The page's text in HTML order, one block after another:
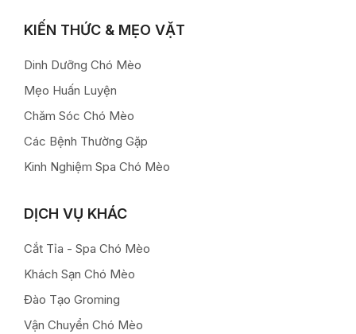
KIẾN THỨC & MẸO VẶT
Dinh Dưỡng Chó Mèo
Mẹo Huấn Luyện
Chăm Sóc Chó Mèo
Các Bệnh Thường Gặp
Kinh Nghiệm Spa Chó Mèo
DỊCH VỤ KHÁC
Cắt Tỉa - Spa Chó Mèo
Khách Sạn Chó Mèo
Đào Tạo Groming
Vận Chuyển Chó Mèo